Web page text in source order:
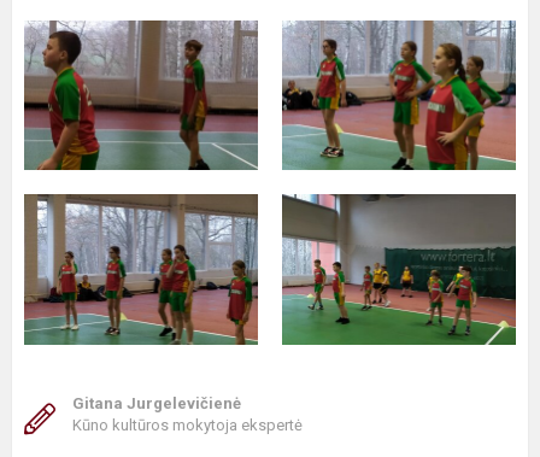
Gitana Jurgelevičienė
Kūno kultūros mokytoja ekspertė